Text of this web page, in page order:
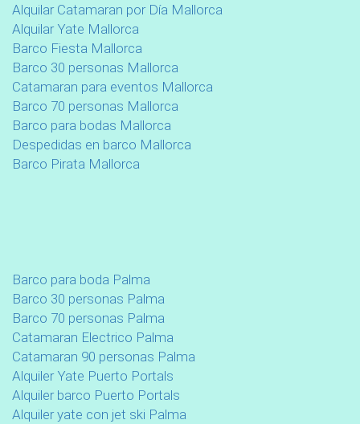
Alquilar Catamaran por Día Mallorca
Alquilar Yate Mallorca
Barco Fiesta Mallorca
Barco 30 personas Mallorca
Catamaran para eventos Mallorca
Barco 70 personas Mallorca
Barco para bodas Mallorca
Despedidas en barco Mallorca
Barco Pirata Mallorca
Barco para boda Palma
Barco 30 personas Palma
Barco 70 personas Palma
Catamaran Electrico Palma
Catamaran 90 personas Palma
Alquiler Yate Puerto Portals
Alquiler barco Puerto Portals
Alquiler yate con jet ski Palma